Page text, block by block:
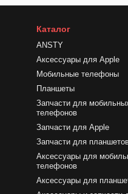
Каталог
ANSTY
Аксессуары для Apple
Мобильные телефоны
Планшеты
Запчасти для
телефонов
Запчасти для Apple
Запчасти для
Аксессуары для
телефонов
Аксессуары для